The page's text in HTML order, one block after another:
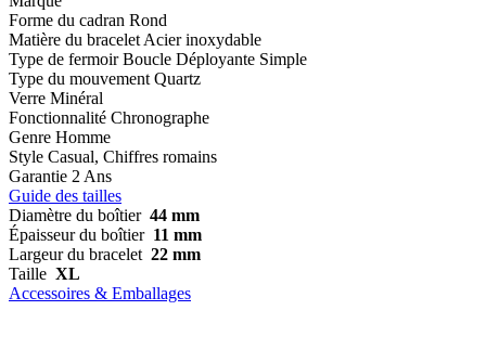
Forme du cadran Rond
Matière du bracelet Acier inoxydable
Type de fermoir Boucle Déployante Simple
Type du mouvement Quartz
Verre Minéral
Fonctionnalité Chronographe
Genre Homme
Style Casual, Chiffres romains
Garantie 2 Ans
Guide des tailles
Diamètre du boîtier 44 mm
Épaisseur du boîtier 11 mm
Largeur du bracelet 22 mm
Taille XL
Accessoires & Emballages